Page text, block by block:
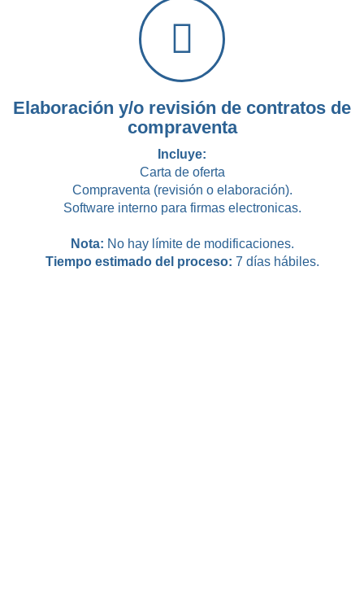
Elaboración y/o revisión de contratos de
compraventa
Incluye:
Carta de oferta
Compraventa (revisión o elaboración).
Software interno para firmas electronicas.
Nota: No hay límite de modificaciones.
Tiempo estimado del proceso: 7 días hábiles.